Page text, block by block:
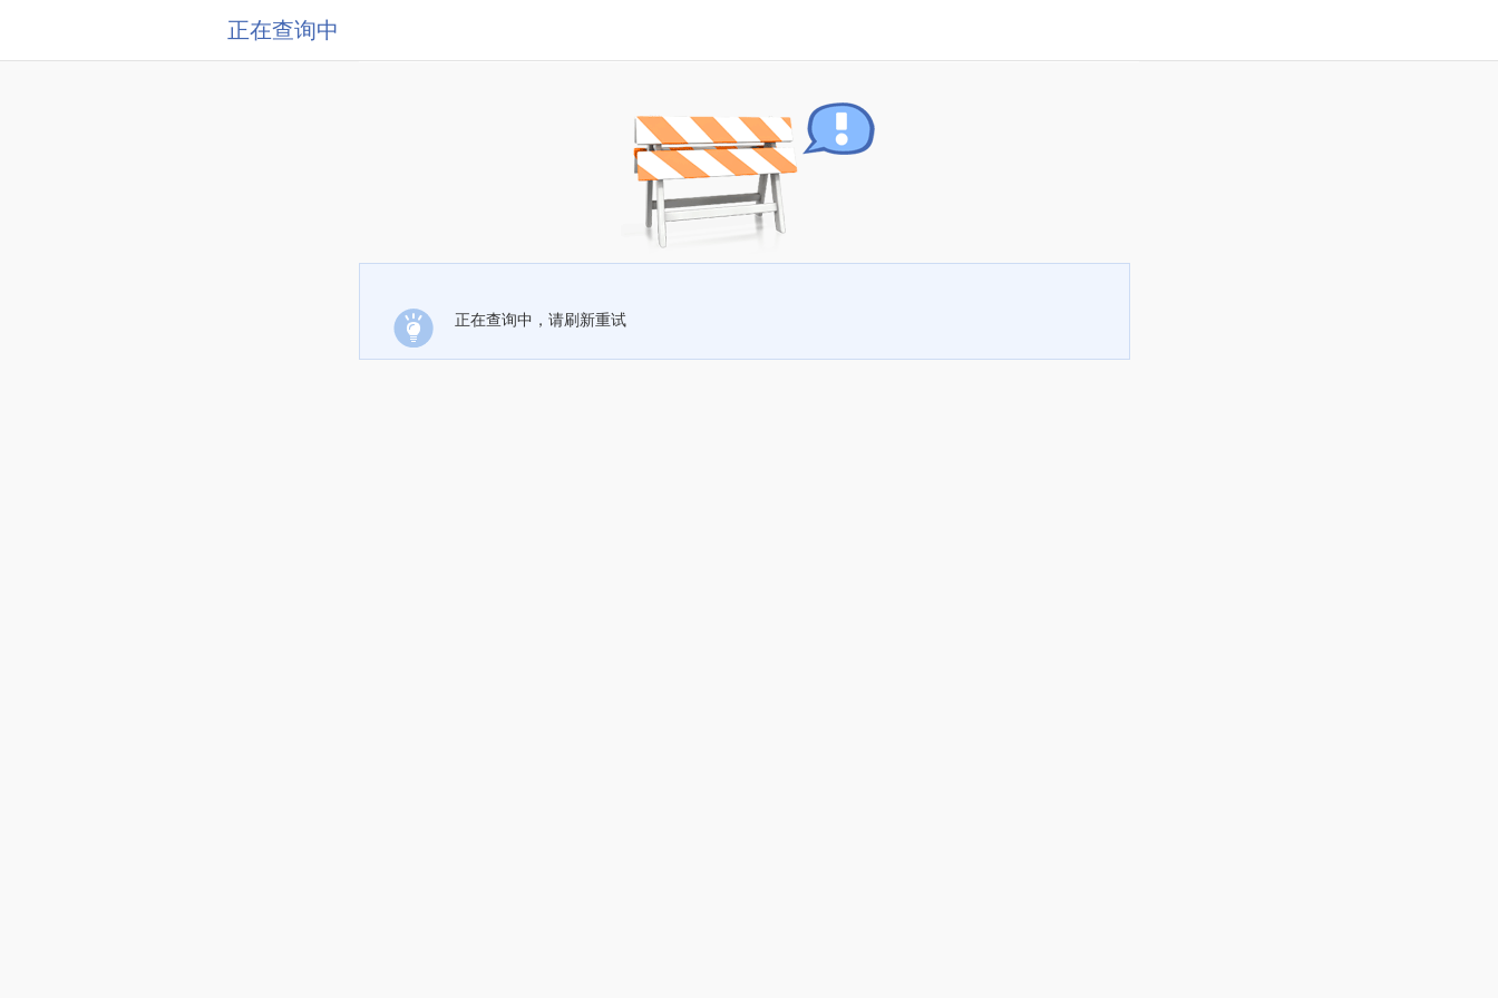
正在查询中
正在查询中，请刷新重试